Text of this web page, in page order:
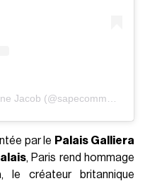
par le Palais Galliera
, Paris rend hommage
, le créateur britannique